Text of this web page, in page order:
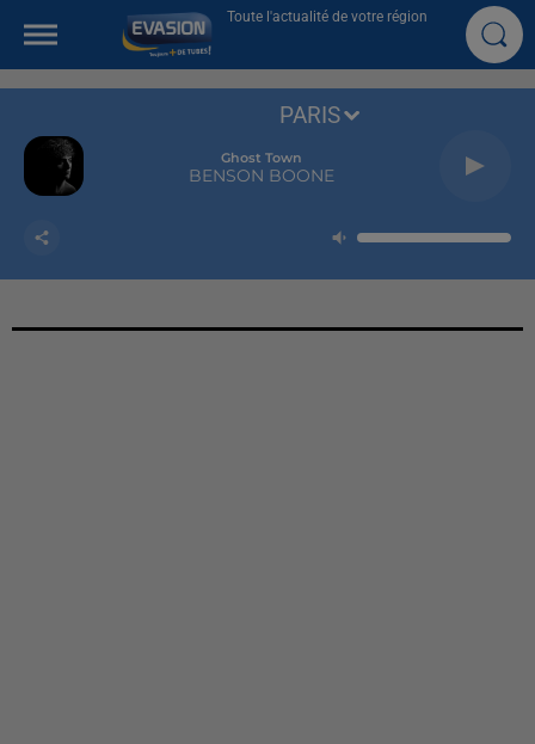
Toute l'actualité de votre région
Ghost Town
BENSON BOONE
PARIS